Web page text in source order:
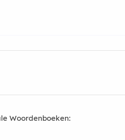
Woordenboeken: